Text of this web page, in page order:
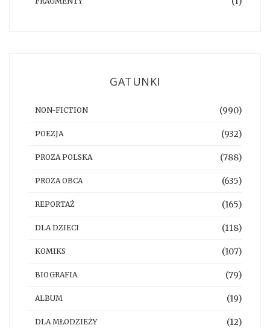
GATUNKI
NON-FICTION (990)
POEZJA (932)
PROZA POLSKA (788)
PROZA OBCA (635)
REPORTAŻ (165)
DLA DZIECI (118)
KOMIKS (107)
BIOGRAFIA (79)
ALBUM (19)
DLA MŁODZIEŻY (12)